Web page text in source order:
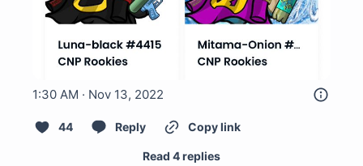
1:30 AM · Nov 13, 2022
44 Reply Copy link
Read 4 replies